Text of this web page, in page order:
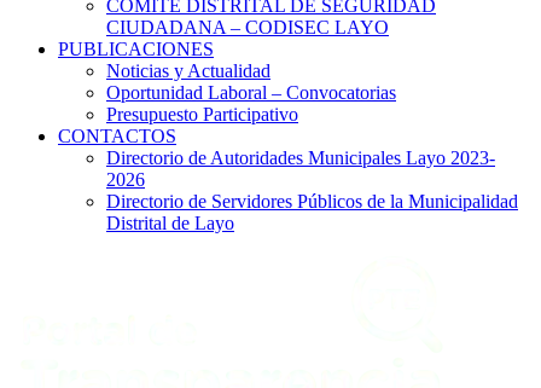
COMITÉ DISTRITAL DE SEGURIDAD
CIUDADANA – CODISEC LAYO
PUBLICACIONES
Noticias y Actualidad
Oportunidad Laboral – Convocatorias
Presupuesto Participativo
CONTACTOS
Directorio de Autoridades Municipales Layo 2023-
2026
Directorio de Servidores Públicos de la Municipalidad
Distrital de Layo